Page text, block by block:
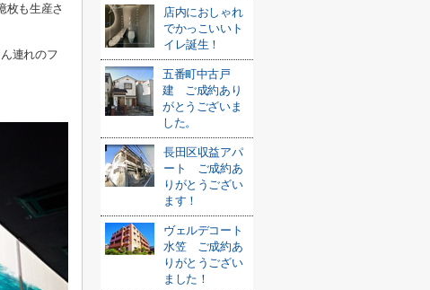
枚も生産さ
連れのフ
店内におしゃれ
でかっこいいト
イレ誕生！
五番町中古戸
建 ご成約あり
がとうございま
した。
長田区収益アパ
ート ご成約あ
りがとうござい
ます！
ヴェルデコート
水笠 ご成約あ
りがとうござい
ました！